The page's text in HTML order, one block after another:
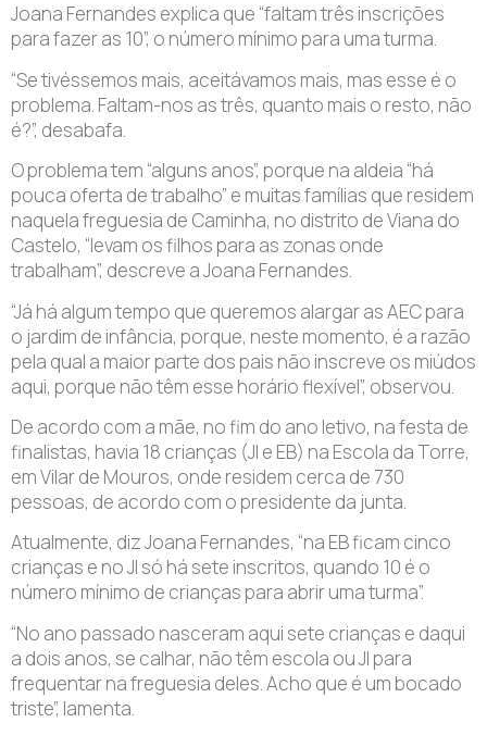
Joana Fernandes explica que “faltam três inscrições
para fazer as 10”, o número mínimo para uma turma.
“Se tivéssemos mais, aceitávamos mais, mas esse é o
problema. Faltam-nos as três, quanto mais o resto, não
é?”, desabafa.
O problema tem “alguns anos”, porque na aldeia “há
pouca oferta de trabalho” e muitas famílias que residem
naquela freguesia de Caminha, no distrito de Viana do
Castelo, “levam os filhos para as zonas onde
trabalham”, descreve a Joana Fernandes.
“Já há algum tempo que queremos alargar as AEC para
o jardim de infância, porque, neste momento, é a razão
pela qual a maior parte dos pais não inscreve os miúdos
aqui, porque não têm esse horário flexível”, observou.
De acordo com a mãe, no fim do ano letivo, na festa de
finalistas, havia 18 crianças (JI e EB) na Escola da Torre,
em Vilar de Mouros, onde residem cerca de 730
pessoas, de acordo com o presidente da junta.
Atualmente, diz Joana Fernandes, “na EB ficam cinco
crianças e no JI só há sete inscritos, quando 10 é o
número mínimo de crianças para abrir uma turma”.
“No ano passado nasceram aqui sete crianças e daqui
a dois anos, se calhar, não têm escola ou JI para
frequentar na freguesia deles. Acho que é um bocado
triste”, lamenta.